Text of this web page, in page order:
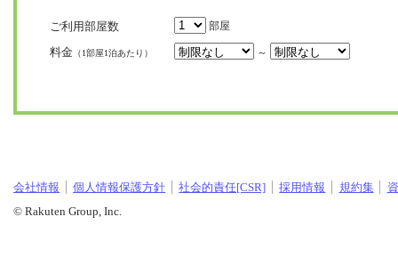
ご利用部屋数 部屋
料金 （1部屋1泊あたり） ～
会社情報 個人情報保護方針 社会的責任[CSR] 採用情報 規約集
© Rakuten Group, Inc.